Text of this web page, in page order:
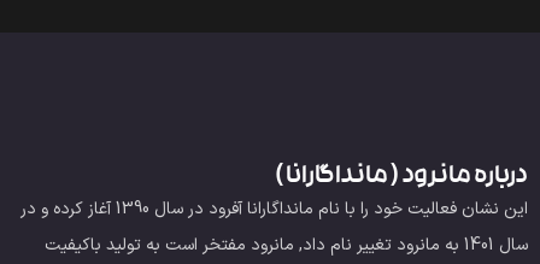
درباره مانرود ( مانداگارانا )
این نشان فعالیت خود را با نام مانداگارانا آفرود در سال 1390 آغاز کرده و در
سال 1401 به مانرود تغییر نام داد, مانرود مفتخر است به تولید باکیفیت